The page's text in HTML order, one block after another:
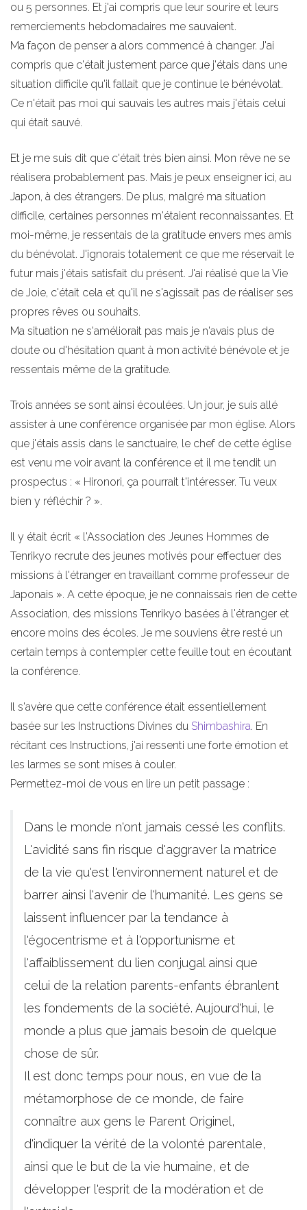
ou 5 personnes. Et j'ai compris que leur sourire et leurs
remerciements hebdomadaires me sauvaient.
Ma façon de penser a alors commencé à changer. J'ai
compris que c'était justement parce que j'étais dans une
situation difficile qu'il fallait que je continue le bénévolat.
Ce n'était pas moi qui sauvais les autres mais j'étais celui
qui était sauvé.
Et je me suis dit que c'était très bien ainsi. Mon rêve ne se
réalisera probablement pas. Mais je peux enseigner ici, au
Japon, à des étrangers. De plus, malgré ma situation
difficile, certaines personnes m'étaient reconnaissantes. Et
moi-même, je ressentais de la gratitude envers mes amis
du bénévolat. J'ignorais totalement ce que me réservait le
futur mais j'étais satisfait du présent. J'ai réalisé que la Vie
de Joie, c'était cela et qu'il ne s'agissait pas de réaliser ses
propres rêves ou souhaits.
Ma situation ne s'améliorait pas mais je n'avais plus de
doute ou d'hésitation quant à mon activité bénévole et je
ressentais même de la gratitude.
Trois années se sont ainsi écoulées. Un jour, je suis allé
assister à une conférence organisée par mon église. Alors
que j'étais assis dans le sanctuaire, le chef de cette église
est venu me voir avant la conférence et il me tendit un
prospectus : « Hironori, ça pourrait t'intéresser. Tu veux
bien y réfléchir ? ».
Il y était écrit « l'Association des Jeunes Hommes de
Tenrikyo recrute des jeunes motivés pour effectuer des
missions à l'étranger en travaillant comme professeur de
Japonais ». A cette époque, je ne connaissais rien de cette
Association, des missions Tenrikyo basées à l'étranger et
encore moins des écoles. Je me souviens être resté un
certain temps à contempler cette feuille tout en écoutant
la conférence.
Il s'avère que cette conférence était essentiellement
basée sur les Instructions Divines du Shimbashira. En
récitant ces Instructions, j'ai ressenti une forte émotion et
les larmes se sont mises à couler.
Permettez-moi de vous en lire un petit passage :
Dans le monde n'ont jamais cessé les conflits.
L'avidité sans fin risque d'aggraver la matrice
de la vie qu'est l'environnement naturel et de
barrer ainsi l'avenir de l'humanité. Les gens se
laissent influencer par la tendance à
l'égocentrisme et à l'opportunisme et
l'affaiblissement du lien conjugal ainsi que
celui de la relation parents-enfants ébranlent
les fondements de la société. Aujourd'hui, le
monde a plus que jamais besoin de quelque
chose de sûr.
Il est donc temps pour nous, en vue de la
métamorphose de ce monde, de faire
connaître aux gens le Parent Originel,
d'indiquer la vérité de la volonté parentale,
ainsi que le but de la vie humaine, et de
développer l'esprit de la modération et de